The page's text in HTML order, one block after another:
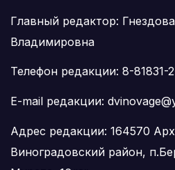
Главный редактор:
Владимировна
Телефон редакции: 8-81831-
E-mail редакции:
Адрес редакции: 164570
Виноградовский район,